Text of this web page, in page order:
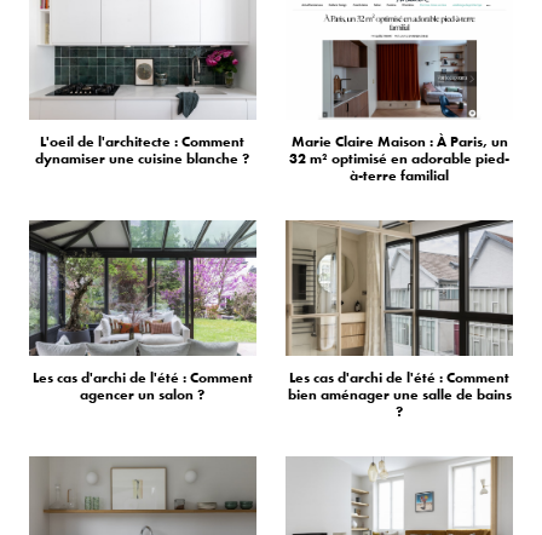
L'oeil de l'architecte : Comment
dynamiser une cuisine blanche ?
Marie Claire Maison : À Paris, un
32 m² optimisé en adorable pied-
à-terre familial
Les cas d'archi de l'été : Comment
agencer un salon ?
Les cas d'archi de l'été : Comment
bien aménager une salle de bains
?